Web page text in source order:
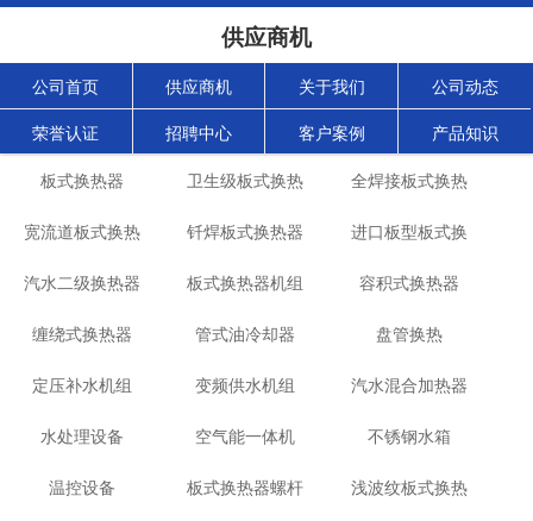
供应商机
公司首页 供应商机 关于我们 公司动态
荣誉认证 招聘中心 客户案例 产品知识
板式换热器 卫生级板式换热
器
全焊接板式换热
器
宽流道板式换热
器
钎焊板式换热器 进口板型板式换
热器
汽水二级换热器 板式换热器机组 容积式换热器
缠绕式换热器 管式油冷却器 盘管换热
定压补水机组 变频供水机组 汽水混合加热器
水处理设备 空气能一体机 不锈钢水箱
温控设备 板式换热器螺杆 浅波纹板式换热